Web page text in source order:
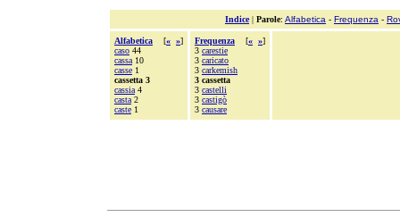
Indice| Parole: Alfabetica - Frequenza -
Alfabetica [« »]
caso 44
cassa 10
casse 1
cassetta 3
cassia 4
casta 2
caste 1
Frequenza [« »]
3 carestie
3 caricato
3 carkemish
3 cassetta
3 castelli
3 castigò
3 causare